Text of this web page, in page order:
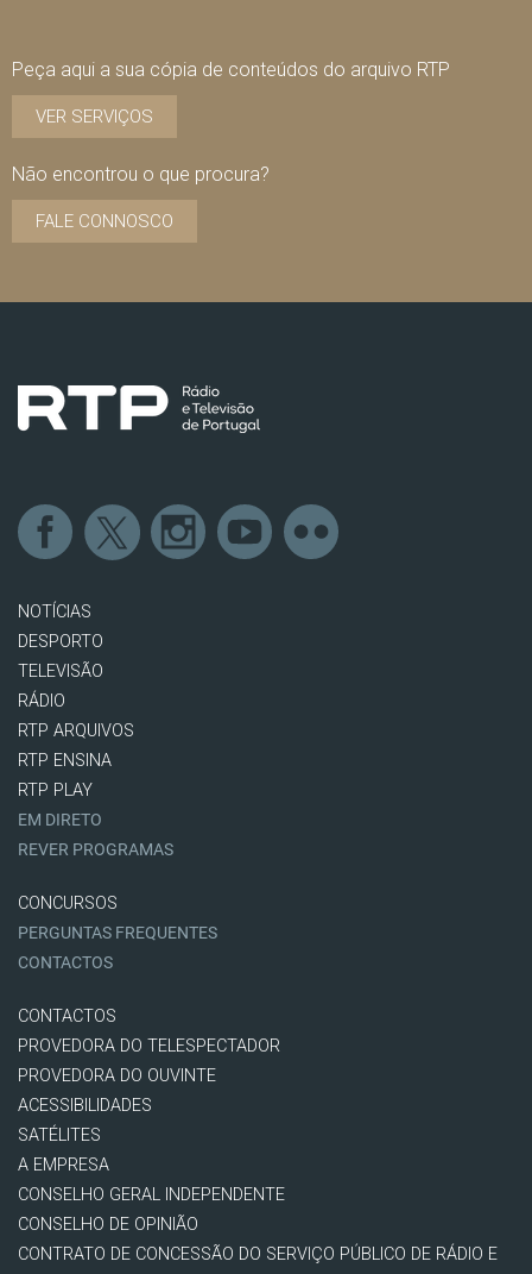
Peça aqui a sua cópia de conteúdos do arquivo RTP
VER SERVIÇOS
Não encontrou o que procura?
FALE CONNOSCO
NOTÍCIAS
DESPORTO
TELEVISÃO
RÁDIO
RTP ARQUIVOS
RTP ENSINA
RTP PLAY
EM DIRETO
REVER PROGRAMAS
CONCURSOS
PERGUNTAS FREQUENTES
CONTACTOS
CONTACTOS
PROVEDORA DO TELESPECTADOR
PROVEDORA DO OUVINTE
ACESSIBILIDADES
SATÉLITES
A EMPRESA
CONSELHO GERAL INDEPENDENTE
CONSELHO DE OPINIÃO
CONTRATO DE CONCESSÃO DO SERVIÇO PÚBLICO DE RÁDIO E